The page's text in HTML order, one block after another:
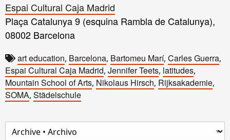
Espai Cultural Caja Madrid
Plaça Catalunya 9 (esquina Rambla de Catalunya),
08002 Barcelona
art education, Barcelona, Bartomeu Marí, Carles Guerra,
Espai Cultural Caja Madrid, Jennifer Teets, latitudes,
Mountain School of Arts, Nikolaus Hirsch, Rijksakademie,
SOMA, Städelschule